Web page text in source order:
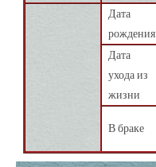
Дата
рождения
Дата
ухода из
жизни
В браке